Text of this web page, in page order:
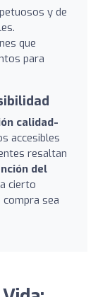
y de
que
para
calidad-
accesibles
resaltan
del
cierto
compra sea